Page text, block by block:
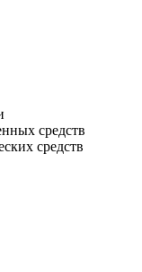
средств
средств